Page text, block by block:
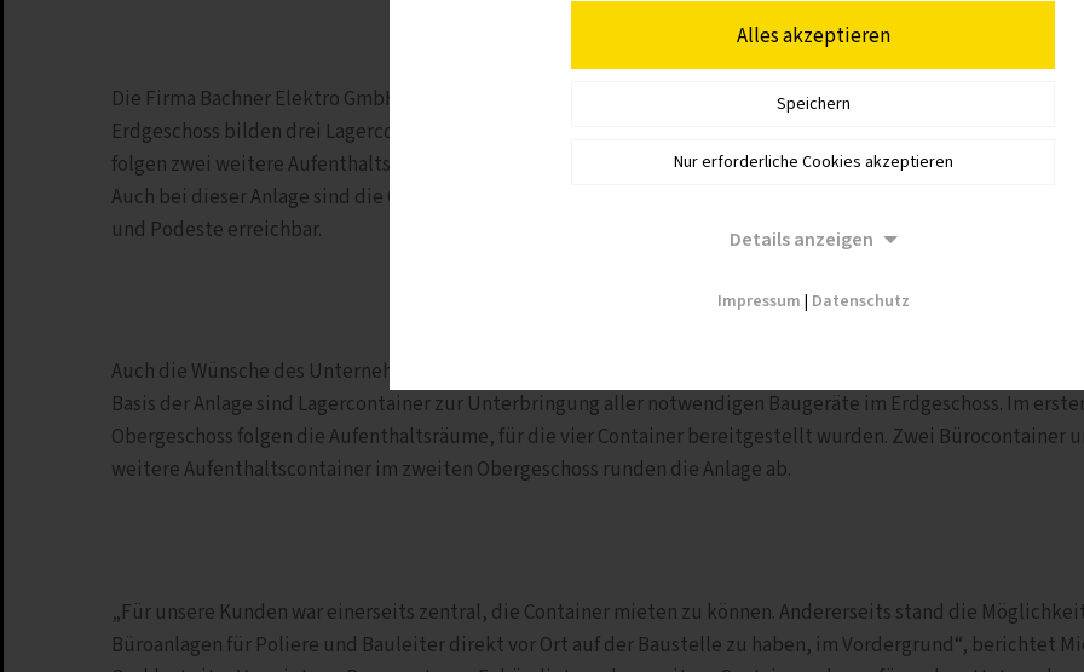
Die Firma Bachner Elektro GmbH & Co. KG aus Mainburg hat sich für eine doppelstöckige Anlage entschieden. Das
Erdgeschoss bilden drei Lagercontainer und ein Container, der als Aufenthaltsraum genutzt wird. Im
folgen zwei weitere Aufenthaltsräume aus Einzelcontainern und ein Büroraum, der aus einer Doppelanlage
Auch bei dieser Anlage sind die Container mit Möbelpaketen ausgestattet. Alle Geschosse sind durch
und Podeste erreichbar.
Auch die Wünsche des Unternehmens ENGIE Deutschland GmbH mit Hauptsitz in Köln konnten verwirklicht
Basis der Anlage sind Lagercontainer zur Unterbringung aller notwendigen Baugeräte im Erdgeschoss. Im
Obergeschoss folgen die Aufenthaltsräume, für die vier Container bereitgestellt wurden. Zwei Bürocontainer
weitere Aufenthaltscontainer im zweiten Obergeschoss runden die Anlage ab.
„Für unsere Kunden war einerseits zentral, die Container mieten zu können. Andererseits stand die
Büroanlagen für Poliere und Bauleiter direkt vor Ort auf der Baustelle zu haben, im Vordergrund“, berichtet
Alles akzeptieren
Speichern
Nur erforderliche Cookies akzeptieren
Details anzeigen
Impressum | Datenschutz